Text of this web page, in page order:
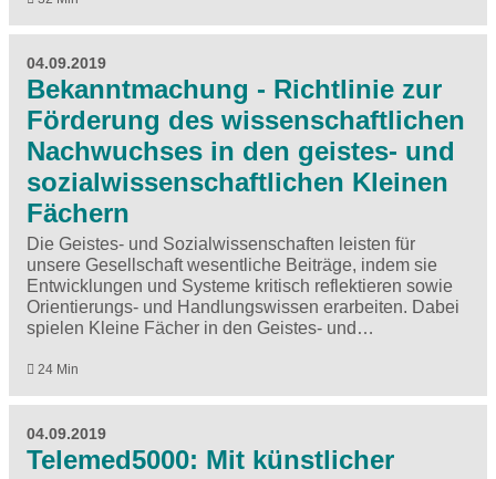
04.09.2019
Bekanntmachung - Richtlinie zur
Förderung des wissenschaftlichen
Nachwuchses in den geistes- und
sozialwissenschaftlichen Kleinen
Fächern
Die Geistes- und Sozialwissenschaften leisten für
unsere Gesellschaft wesentliche Beiträge, indem sie
Entwicklungen und Systeme kritisch reflektieren sowie
Orientierungs- und Handlungswissen erarbeiten. Dabei
spielen Kleine Fächer in den Geistes- und…
24 Min
04.09.2019
Telemed5000: Mit künstlicher